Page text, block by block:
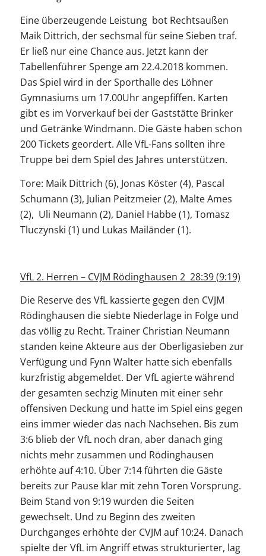
Eine überzeugende Leistung bot Rechtsaußen
Maik Dittrich, der sechsmal für seine Sieben traf.
Er ließ nur eine Chance aus. Jetzt kann der
Tabellenführer Spenge am 22.4.2018 kommen.
Das Spiel wird in der Sporthalle des Löhner
Gymnasiums um 17.00Uhr angepfiffen. Karten
gibt es im Vorverkauf bei der Gaststätte Brinker
und Getränke Windmann. Die Gäste haben schon
200 Tickets geordert. Alle VfL-Fans sollten ihre
Truppe bei dem Spiel des Jahres unterstützen.
Tore: Maik Dittrich (6), Jonas Köster (4), Pascal
Schumann (3), Julian Peitzmeier (2), Malte Ames
(2), Uli Neumann (2), Daniel Habbe (1), Tomasz
Tluczynski (1) und Lukas Mailänder (1).
VfL 2. Herren – CVJM Rödinghausen 2 28:39 (9:19)
Die Reserve des VfL kassierte gegen den CVJM
Rödinghausen die siebte Niederlage in Folge und
das völlig zu Recht. Trainer Christian Neumann
standen keine Akteure aus der Oberligasieben zur
Verfügung und Fynn Walter hatte sich ebenfalls
kurzfristig abgemeldet. Der VfL agierte während
der gesamten sechzig Minuten mit einer sehr
offensiven Deckung und hatte im Spiel eins gegen
eins immer wieder das nach Nachsehen. Bis zum
3:6 blieb der VfL noch dran, aber danach ging
nichts mehr zusammen und Rödinghausen
erhöhte auf 4:10. Über 7:14 führten die Gäste
bereits zur Pause klar mit zehn Toren Vorsprung.
Beim Stand von 9:19 wurden die Seiten
gewechselt. Und zu Beginn des zweiten
Durchganges erhöhte der CVJM auf 10:24. Danach
spielte der VfL im Angriff etwas strukturierter, lag